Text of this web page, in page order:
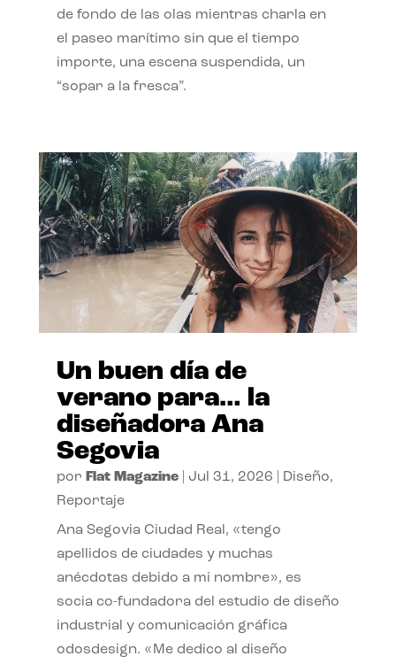
de fondo de las olas mientras charla en
el paseo marítimo sin que el tiempo
importe, una escena suspendida, un
“sopar a la fresca”.
Un buen día de
verano para… la
diseñadora Ana
Segovia
por Flat Magazine| Jul 31, 2026 Diseño,
Reportaje
Ana Segovia Ciudad Real, «tengo
apellidos de ciudades y muchas
anécdotas debido a mi nombre», es
socia co-fundadora del estudio de diseño
industrial y comunicación gráfica
odosdesign. «Me dedico al diseño